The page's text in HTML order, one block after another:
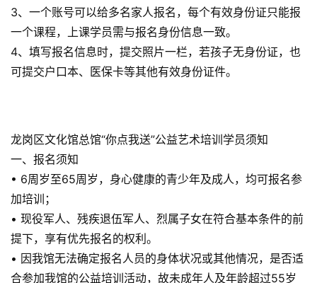
亲子活动
读书讲座
户外活动
吃货美食
优惠活动
3、一个账号可以给多名家人报名，每个有效身份证只能报
一个课程，上课学员需与报名身份信息一致。
4、填写报名信息时，提交照片一栏，若孩子无身份证，也
可提交户口本、医保卡等其他有效身份证件。
龙岗区文化馆总馆“你点我送”公益艺术培训学员须知
一、报名须知
• 6周岁至65周岁，身心健康的青少年及成人，均可报名参
加培训；
• 现役军人、残疾退伍军人、烈属子女在符合基本条件的前
提下，享有优先报名的权利。
• 因我馆无法确定报名人员的身体状况或其他情况，是否适
合参加我馆的公益培训活动，故未成年人及年龄超过55岁